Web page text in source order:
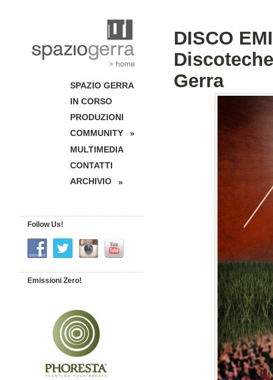
DISCO
Gerra
SPAZIO GERRA
IN CORSO
PRODUZIONI
COMMUNITY
»
MULTIMEDIA
CONTATTI
ARCHIVIO
»
Follow Us!
Emissioni Zero!